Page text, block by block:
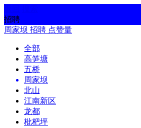
招聘
周家坝 招聘 点赞量
全部
高笋塘
五桥
周家坝
北山
江南新区
龙都
枇杷坪